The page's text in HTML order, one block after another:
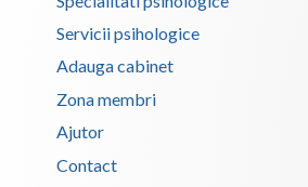
Servicii psihologice
Adauga cabinet
Zona membri
Ajutor
Contact